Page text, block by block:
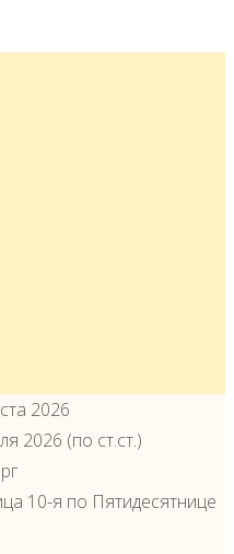
2026
2026 (по ст.ст.)
10-я по Пятидесятнице